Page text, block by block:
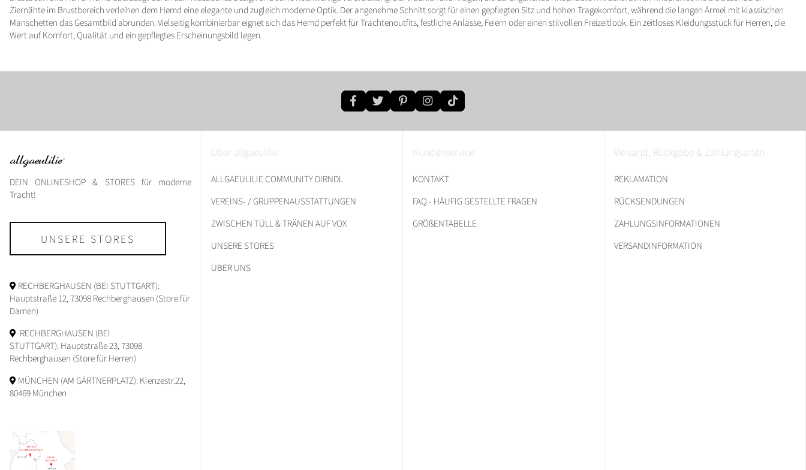
Ziernähte im Brustbereich verleihen dem Hemd eine elegante und zugleich moderne Optik. Der angenehme Schnitt sorgt für einen gepflegten Sitz und hohen Tragekomfort, während die langen Ärmel mit klassischen
Manschetten das Gesamtbild abrunden. Vielseitig kombinierbar eignet sich das Hemd perfekt für Trachtenoutfits, festliche Anlässe, Feiern oder einen stilvollen Freizeitlook. Ein zeitloses Kleidungsstück für Herren, die
Wert auf Komfort, Qualität und ein gepflegtes Erscheinungsbild legen.
DEIN ONLINESHOP & STORES für moderne
Tracht!
UNSERE STORES
RECHBERGHAUSEN (BEI STUTTGART):
Hauptstraße 12, 73098 Rechberghausen (Store für
Damen)
RECHBERGHAUSEN (BEI
STUTTGART): Hauptstraße 23, 73098
Rechberghausen (Store für Herren)
MÜNCHEN (AM GÄRTNERPLATZ): Klenzestr.22,
80469 München
Über allgaeulilie
ALLGAEULILIE COMMUNITY DIRNDL
VEREINS- / GRUPPENAUSSTATTUNGEN
ZWISCHEN TÜLL & TRÄNEN AUF VOX
UNSERE STORES
ÜBER UNS
Kundenservice
KONTAKT
FAQ - HÄUFIG GESTELLTE FRAGEN
GRÖßENTABELLE
Versand, Rückgabe & Zahlungsarten
REKLAMATION
RÜCKSENDUNGEN
ZAHLUNGSINFORMATIONEN
VERSANDINFORMATION